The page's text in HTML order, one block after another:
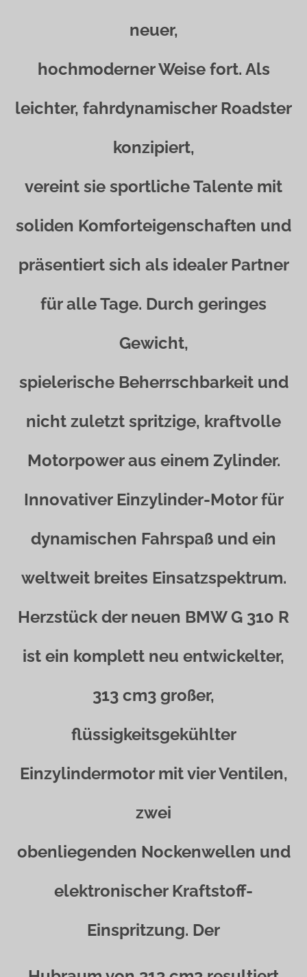
neuer,
hochmoderner Weise fort. Als
leichter, fahrdynamischer Roadster
konzipiert,
vereint sie sportliche Talente mit
soliden Komforteigenschaften und
präsentiert sich als idealer Partner
für alle Tage. Durch geringes
Gewicht,
spielerische Beherrschbarkeit und
nicht zuletzt spritzige, kraftvolle
Motorpower aus einem Zylinder.
Innovativer Einzylinder-Motor für
dynamischen Fahrspaß und ein
weltweit breites Einsatzspektrum.
Herzstück der neuen BMW G 310 R
ist ein komplett neu entwickelter,
313 cm3 großer,
flüssigkeitsgekühlter
Einzylindermotor mit vier Ventilen,
zwei
obenliegenden Nockenwellen und
elektronischer Kraftstoff-
Einspritzung. Der